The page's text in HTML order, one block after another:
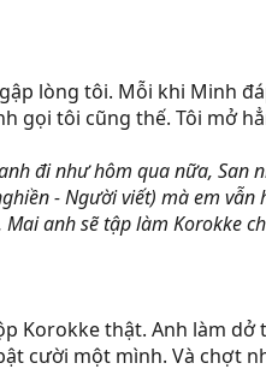
lòng tôi. Mỗi khi Minh
gọi tôi cũng thế. Tôi mở
đi như hôm qua nữa,
- Người viết) mà em
anh sẽ tập làm Korokke
Korokke thật. Anh làm
cười một mình. Và chợt